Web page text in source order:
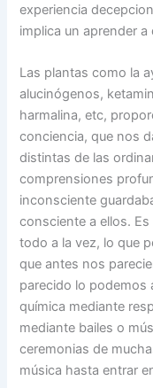
experiencia
implica un aprender a
Las plantas como la
alucinógenos,
harmalina, etc,
conciencia, que nos
distintas de las
comprensiones
inconsciente
consciente a ellos.
todo a la vez, lo que
que antes nos
parecido lo podemos
química mediante
mediante bailes o
ceremonias de
música hasta entrar